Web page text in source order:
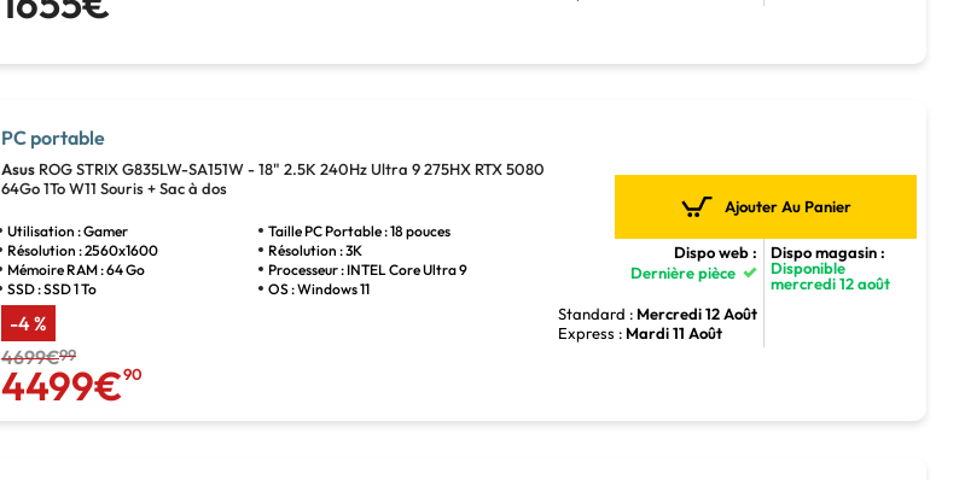
PC portable
Asus ROG STRIX G835LW-SA151W - 18" 2.5K 240Hz Ultra 9 275HX RTX 5080
64Go 1To W11 Souris + Sac à dos
Utilisation : Gamer
Taille PC Portable : 18 pouces
Résolution : 2560x1600
Résolution : 3K
Mémoire RAM : 64 Go
Processeur : INTEL Core Ultra 9
SSD : SSD 1 To
OS : Windows 11
-4 %
4699€99
4499€90
Ajouter Au Panier
Dispo web :
Dernière pièce
Standard : Mercredi 12 Août
Express : Mardi 11 Août
Dispo magasin :
Disponible
mercredi 12 août